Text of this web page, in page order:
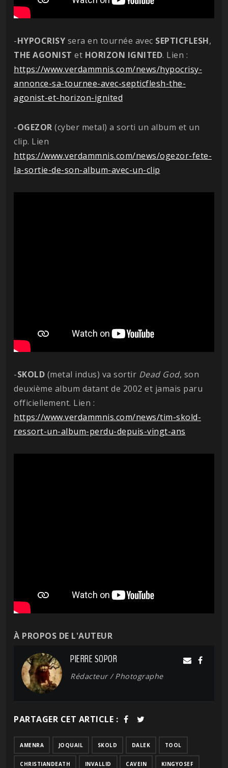
-HYPOCRISY sera en tournée avec SEPTICFLESH,
THE AGONIST et HORIZON IGNITED. Lien :
https://www.verdammnis.com/news/hypocrisy-
annonce-sa-tournee-avec-septicflesh-the-
agonist-et-horizon-ignited
-OGEZOR (cyber metal) a sorti un album et un
clip. Lien
https://www.verdammnis.com/news/ogezor-fete-
la-sortie-de-son-album-avec-un-clip
-SKOLD (metal indus) va sortir Dead God, son
deuxième album datant de 2002 et jamais paru
officiellement. Lien :
https://www.verdammnis.com/news/tim-skold-
ressort-un-album-perdu-depuis-vingt-ans
À PROPOS DE L'AUTEUR
PIERRE SOPOR
Rédacteur / Photographe
PARTAGER CET ARTICLE :
AMENRA JOQUAIL SKOLD DALEK TOOL
CHRISTIANDEATH INVALLID CAVEIN KINGYOSEF